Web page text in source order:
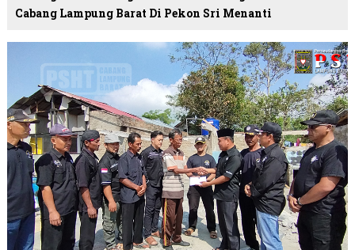
Cabang Lampung Barat Di Pekon Sri Menanti